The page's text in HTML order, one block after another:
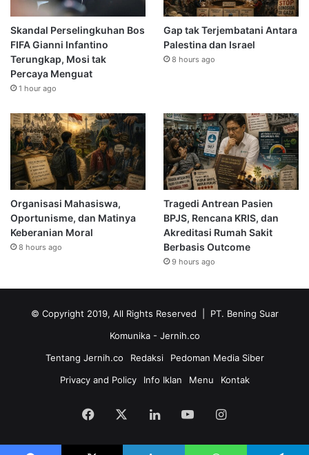
Skandal Perselingkuhan Bos
FIFA Gianni Infantino
Terungkap, Mosi tak
Percaya Menguat
1 hour ago
Gap tak Terjembatani Antara
Palestina dan Israel
8 hours ago
Organisasi Mahasiswa,
Oportunisme, dan Matinya
Keberanian Moral
8 hours ago
Tragedi Antrean Pasien
BPJS, Rencana KRIS, dan
Akreditasi Rumah Sakit
Berbasis Outcome
9 hours ago
© Copyright 2019, All Rights Reserved | PT. Bening Suar
Komunika - Jernih.co
Tentang Jernih.co
Redaksi
Pedoman Media Siber
Privacy and Policy
Info Iklan Menu Kontak
Facebook LinkedInYouTubeInstagram